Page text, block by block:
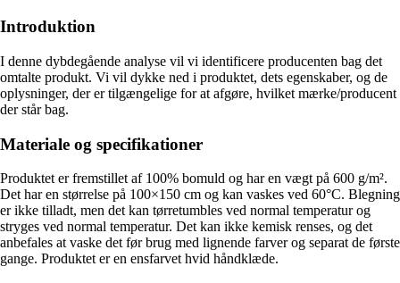
Introduktion
I denne dybdegående analyse vil vi identificere producenten bag det
omtalte produkt. Vi vil dykke ned i produktet, dets egenskaber, og de
oplysninger, der er tilgængelige for at afgøre, hvilket mærke/producent
der står bag.
Materiale og specifikationer
Produktet er fremstillet af 100% bomuld og har en vægt på 600 g/m².
Det har en størrelse på 100×150 cm og kan vaskes ved 60°C. Blegning
er ikke tilladt, men det kan tørretumbles ved normal temperatur og
stryges ved normal temperatur. Det kan ikke kemisk renses, og det
anbefales at vaske det før brug med lignende farver og separat de første
gange. Produktet er en ensfarvet hvid håndklæde.